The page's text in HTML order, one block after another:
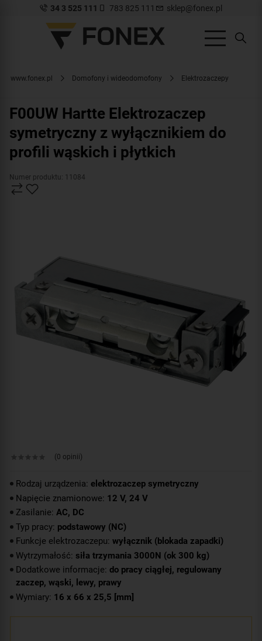
34 3 525 111 783 825 111 sklep@fonex.pl
www.fonex.pl Domofony i wideodomofony Elektrozaczepy
F00UW Hartte Elektrozaczep
symetryczny z wyłącznikiem do
profili wąskich i płytkich
Numer produktu: 11084
(0 opinii)
Rodzaj urządzenia: elektrozaczep symetryczny
Napięcie znamionowe: 12 V, 24 V
Zasilanie: AC, DC
Typ pracy: podstawowy (NC)
Funkcje elektrozaczepu: wyłącznik (blokada zapadki)
Wytrzymałość: siła trzymania 3000N (ok 300 kg)
Dodatkowe informacje: do pracy ciągłej, regulowany
zaczep, wąski, lewy, prawy
Wymiary: 16 x 66 x 25,5 [mm]